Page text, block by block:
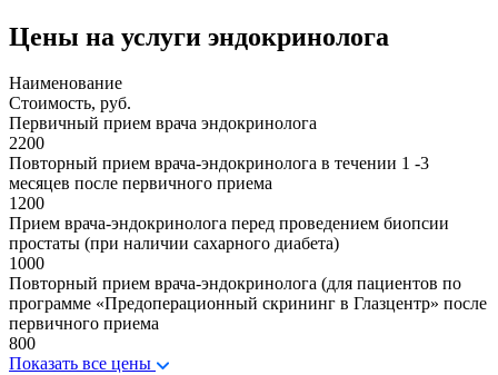
Цены на услуги эндокринолога
Наименование
Стоимость, руб.
Первичный прием врача эндокринолога
2200
Повторный прием врача-эндокринолога в течении 1 -3
месяцев после первичного приема
1200
Прием врача-эндокринолога перед проведением биопсии
простаты (при наличии сахарного диабета)
1000
Повторный прием врача-эндокринолога (для пациентов по
программе «Предоперационный скрининг в Глазцентр» после
первичного приема
800
Показать все цены